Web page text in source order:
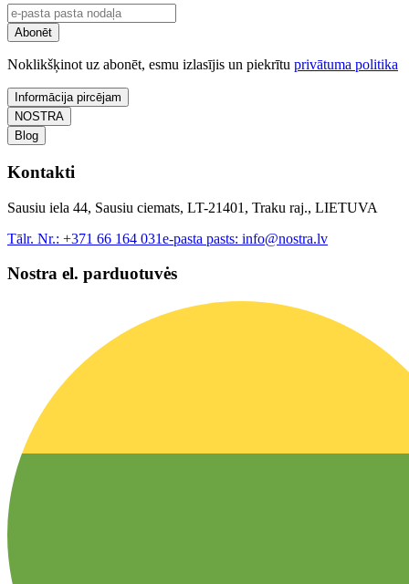
Abonēt
Noklikšķinot uz abonēt, esmu izlasījis un piekrītu privātuma politika
Informācija pircējam
NOSTRA
Blog
Kontakti
Sausiu iela 44, Sausiu ciemats, LT-21401, Traku raj., LIETUVA
Tālr. Nr.: +371 66 164 031e-pasta pasts: info@nostra.lv
Nostra el. parduotuvės